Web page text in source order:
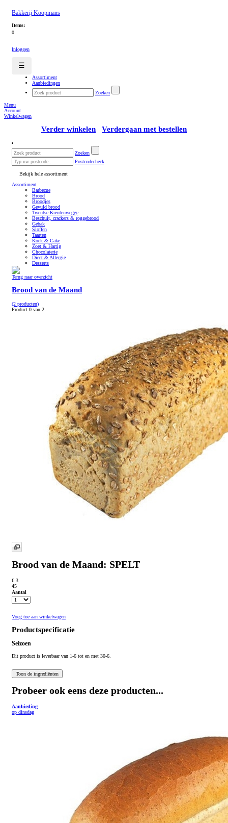
Bakkerij Koopmans
Items:
0
Inloggen
☰
Assortiment
Aanbiedingen
Zoeken
Menu
Account
Winkelwagen
Verder winkelen Verdergaan met bestellen
Zoeken
Postcodecheck
Bekijk hele assortiment
Assortiment
Barbecue
Brood
Broodjes
Gevuld brood
Twentse Krentenwegge
Beschuit, crackers & roggebrood
Gebak
Sloffen
Taarten
Koek & Cake
Zoet & Hartig
Chocolaterie
Dieet & Allergie
Desserts
Terug naar overzicht
Brood van de Maand
(2 producten)
Product 0 van 2
Brood van de Maand: SPELT
€ 3
45
Aantal
Voeg toe aan winkelwagen
Productspecificatie
Seizoen
Dit product is leverbaar van 1-6 tot en met 30-6.
Probeer ook eens deze producten...
Aanbieding
op dinsdag